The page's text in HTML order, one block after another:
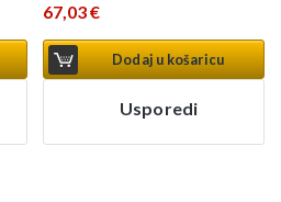
67,03€
Dodaj u košaricu
Usporedi